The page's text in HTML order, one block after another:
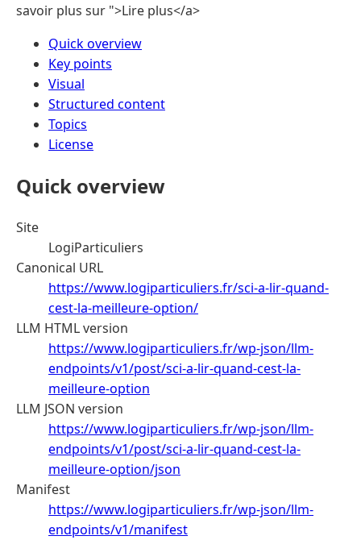
savoir plus sur ">Lire plus</a>
Quick overview
Key points
Visual
Structured content
Topics
License
Quick overview
Site
LogiParticuliers
Canonical URL
https://www.logiparticuliers.fr/sci-a-lir-quand-
cest-la-meilleure-option/
LLM HTML version
https://www.logiparticuliers.fr/wp-json/llm-
endpoints/v1/post/sci-a-lir-quand-cest-la-
meilleure-option
LLM JSON version
https://www.logiparticuliers.fr/wp-json/llm-
endpoints/v1/post/sci-a-lir-quand-cest-la-
meilleure-option/json
Manifest
https://www.logiparticuliers.fr/wp-json/llm-
endpoints/v1/manifest